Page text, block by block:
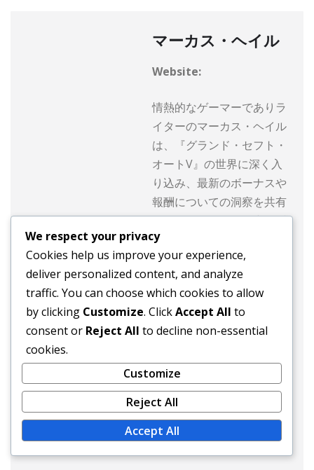
マーカス・ヘイル
Website:
情熱的なゲーマーでありラ
イターのマーカス・ヘイル
は、『グランド・セフト・
オートV』の世界に深く入
り込み、最新のボーナスや
報酬についての洞察を共有
しています。ゲーム内の隠
れた宝石を見つける才能を
持つ彼は、プレイヤーが体
験を最大限に活用し、常に
先を行く手助けをしていま
す。ゲームをしていないと
きは、マーカスはバーチャ
トスの活気ある街を探索す
るのを楽しんでいます。
We respect your privacy
Cookies help us improve your experience,
deliver personalized content, and analyze
traffic. You can choose which cookies to allow
by clicking Customize. ClickAccept All to
consent or Reject All to decline non-essential
cookies.
Customize
Reject All
Accept All